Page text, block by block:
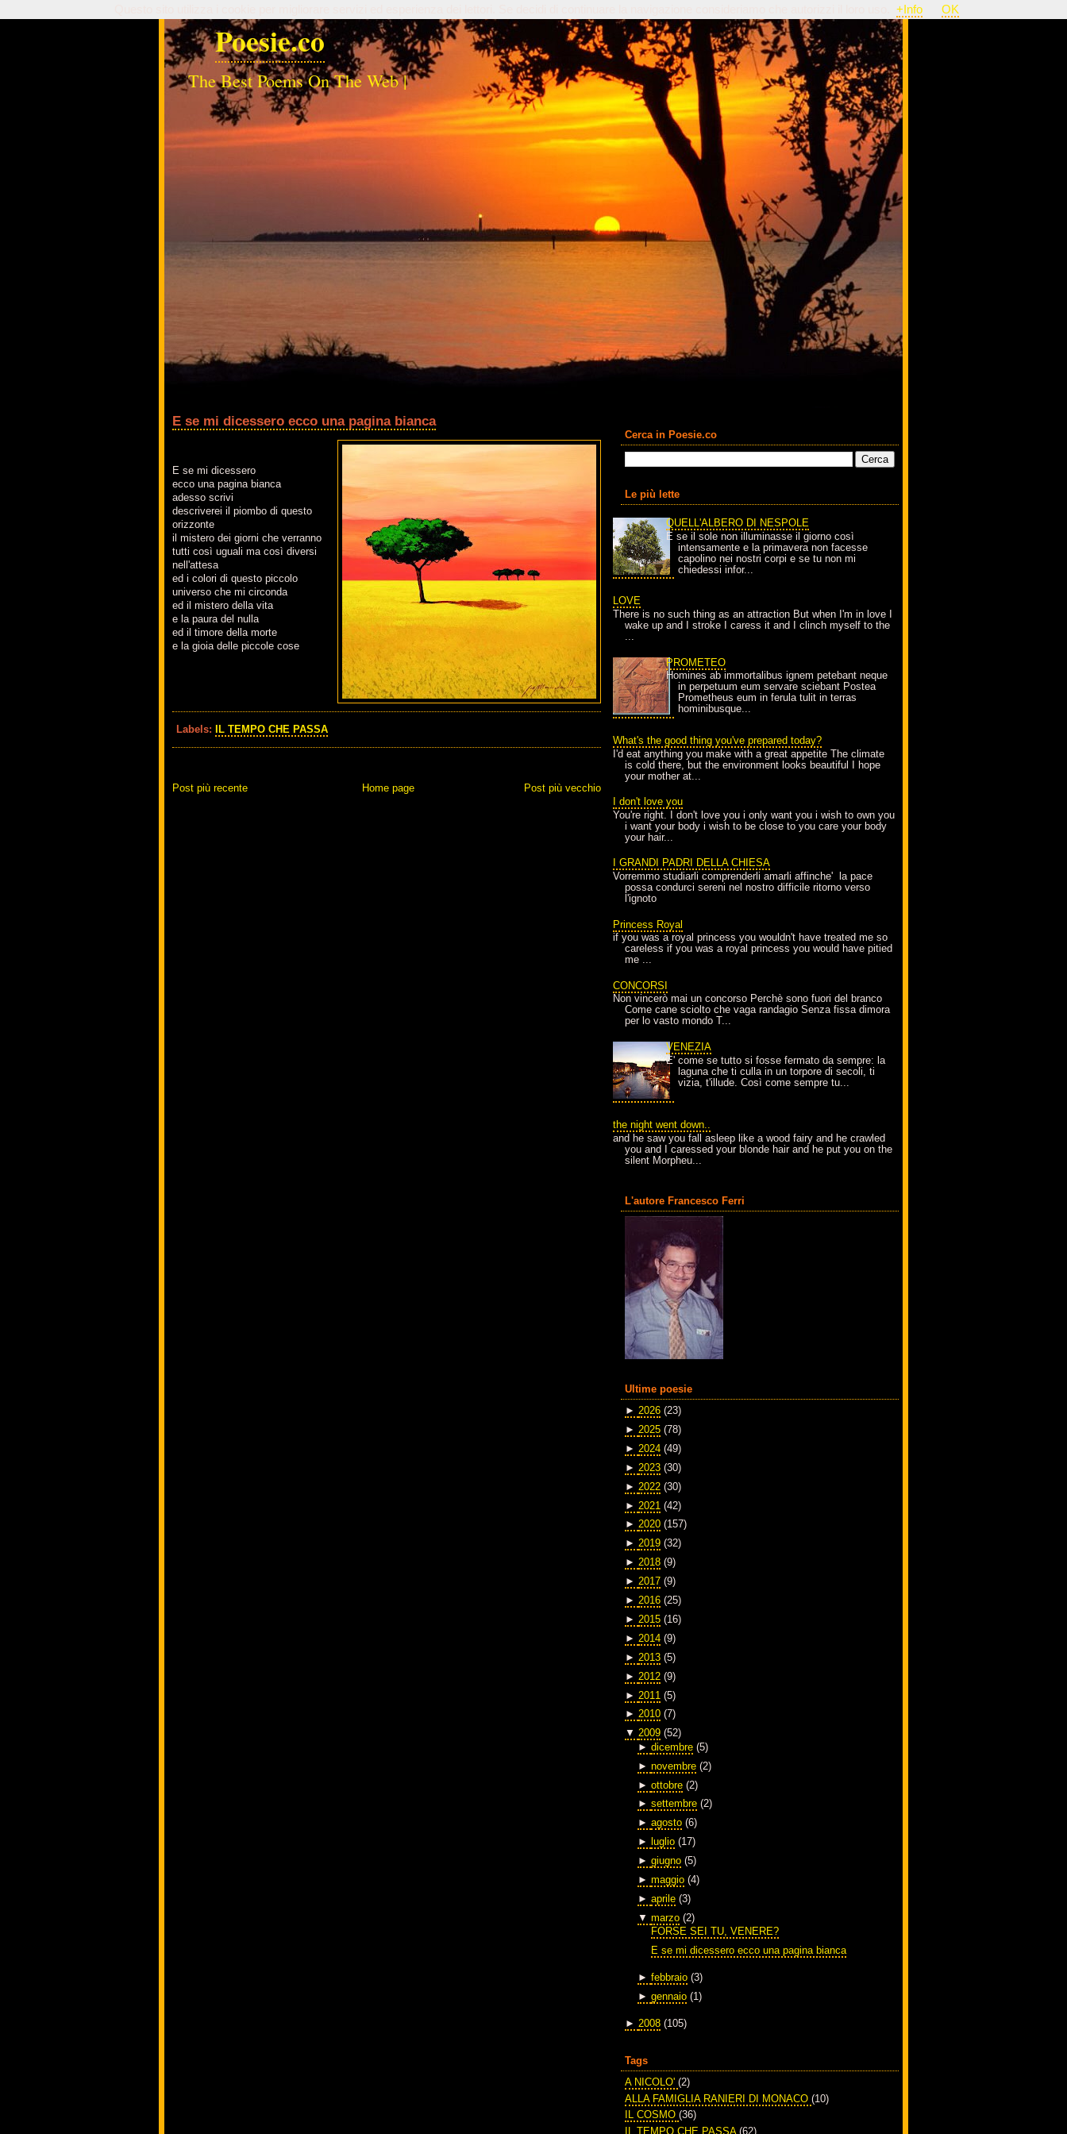
Poesie.co
The Best Poems On The Web |
E se mi dicessero ecco una pagina bianca
E se mi dicessero
ecco una pagina bianca
adesso scrivi
descriverei il piombo di questo
orizzonte
il mistero dei giorni che verranno
tutti così uguali ma così diversi
nell'attesa
ed i colori di questo piccolo
universo che mi circonda
ed il mistero della vita
e la paura del nulla
ed il timore della morte
e la gioia delle piccole cose
Labels: IL TEMPO CHE PASSA
Post più recente Post più vecchio
Home page
Cerca in Poesie.co
Le più lette
QUELL'ALBERO DI NESPOLE
E se il sole non illuminasse il giorno così
intensamente e la primavera non facesse
capolino nei nostri corpi e se tu non mi
chiedessi infor...
LOVE
There is no such thing as an attraction But when I'm in love I
wake up and I stroke I caress it and I clinch myself to the
...
PROMETEO
Homines ab immortalibus ignem petebant neque
in perpetuum eum servare sciebant Postea
Prometheus eum in ferula tulit in terras
hominibusque...
What's the good thing you've prepared today?
I'd eat anything you make with a great appetite The climate
is cold there, but the environment looks beautiful I hope
your mother at...
I don't love you
You're right. I don't love you i only want you i wish to own you
i want your body i wish to be close to you care your body
your hair...
I GRANDI PADRI DELLA CHIESA
Vorremmo studiarli comprenderli amarli affinche' la pace
possa condurci sereni nel nostro difficile ritorno verso
l'ignoto
Princess Royal
if you was a royal princess you wouldn't have treated me so
careless if you was a royal princess you would have pitied
me ...
CONCORSI
Non vincerò mai un concorso Perchè sono fuori del branco
Come cane sciolto che vaga randagio Senza fissa dimora
per lo vasto mondo T...
VENEZIA
E' come se tutto si fosse fermato da sempre: la
laguna che ti culla in un torpore di secoli, ti
vizia, t'illude. Così come sempre tu...
the night went down..
and he saw you fall asleep like a wood fairy and he crawled
you and I caressed your blonde hair and he put you on the
silent Morpheu...
L'autore Francesco Ferri
Ultime poesie
► 2026 (23)
► 2025 (78)
► 2024 (49)
► 2023 (30)
► 2022 (30)
► 2021 (42)
► 2020 (157)
► 2019 (32)
► 2018 (9)
► 2017 (9)
► 2016 (25)
► 2015 (16)
► 2014 (9)
► 2013 (5)
► 2012 (9)
► 2011 (5)
► 2010 (7)
▼ 2009 (52)
► dicembre (5)
► novembre (2)
► ottobre (2)
► settembre (2)
► agosto (6)
►
luglio (17)
► giugno (5)
► maggio (4)
► aprile (3)
▼ marzo (2)
FORSE SEI TU, VENERE?
E se mi dicessero ecco una pagina bianca
► febbraio (3)
► gennaio (1)
► 2008 (105)
Tags
A NICOLO' (2)
ALLA FAMIGLIA RANIERI DI MONACO (10)
IL COSMO (36)
IL TEMPO CHE PASSA (62)
+Info OK